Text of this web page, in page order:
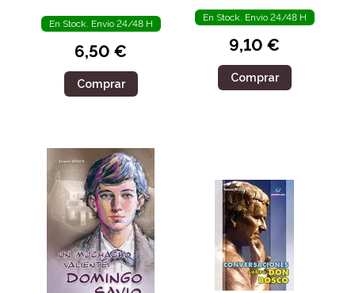
En Stock. Envío 24/48 H
6,50 €
Comprar
En Stock. Envío 24/48 H
9,10 €
Comprar